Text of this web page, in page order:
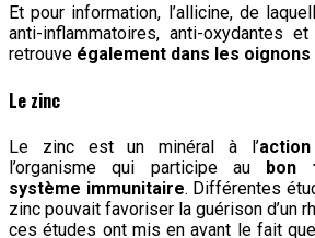
Et pour information, l’allicine, de
anti-inflammatoires, anti-oxydantes
retrouve également dans les
Le zinc
Le zinc est un minéral à l’
l’organisme qui participe au
bon
système immunitaire. Différentes
zinc pouvait favoriser la guérison d’un
ces études ont mis en avant le fait